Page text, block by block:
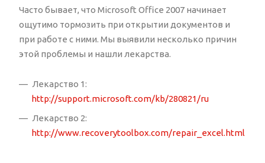
Часто бывает, что Microsoft Office 2007 начинает
ощутимо тормозить при открытии документов и
при работе с ними. Мы выявили несколько причин
этой проблемы и нашли лекарства.
Лекарство 1:
http://support.microsoft.com/kb/280821/ru
Лекарство 2:
http://www.recoverytoolbox.com/repair_excel.html